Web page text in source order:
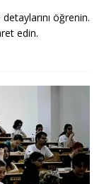
öğrenin.
edin.